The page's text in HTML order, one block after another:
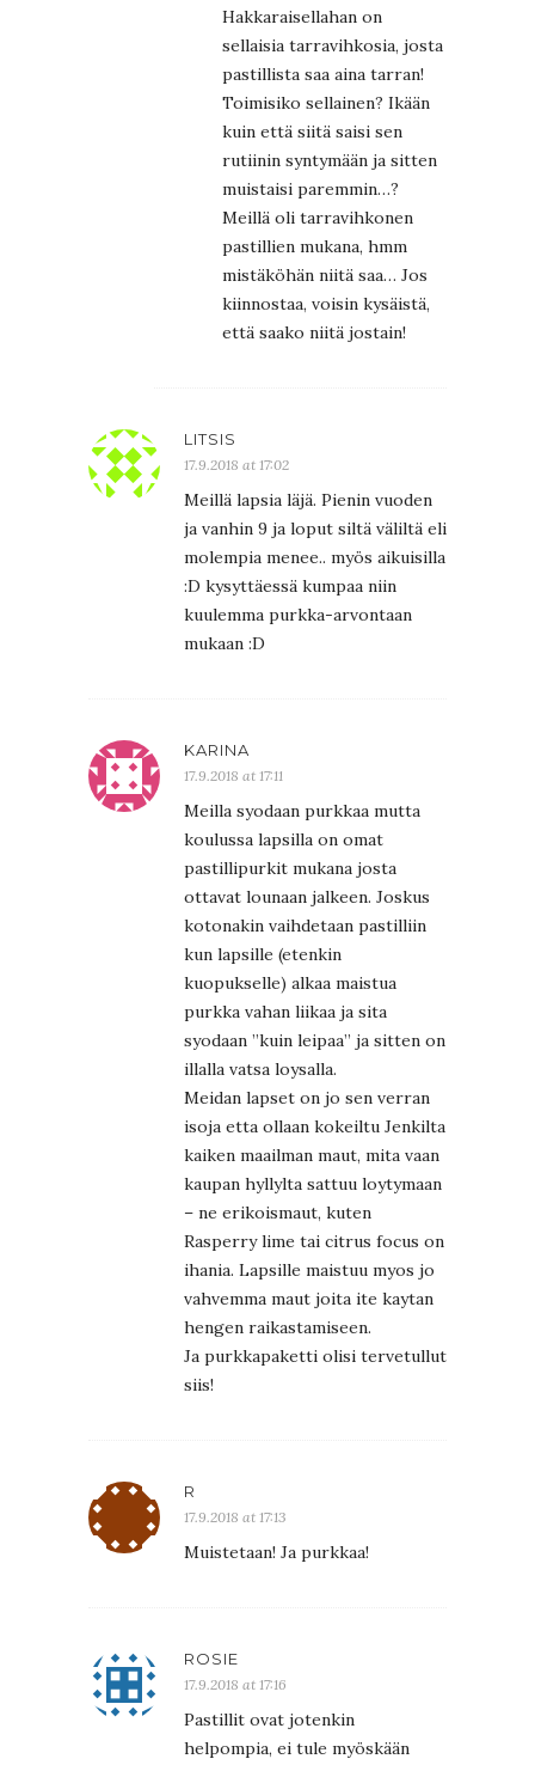
Hakkaraisellahan on
sellaisia tarravihkosia, josta
pastillista saa aina tarran!
Toimisiko sellainen? Ikään
kuin että siitä saisi sen
rutiinin syntymään ja sitten
muistaisi paremmin…?
Meillä oli tarravihkonen
pastillien mukana, hmm
mistäköhän niitä saa… Jos
kiinnostaa, voisin kysäistä,
että saako niitä jostain!
LITSIS
17.9.2018 at 17:02
Meillä lapsia läjä. Pienin vuoden
ja vanhin 9 ja loput siltä väliltä eli
molempia menee.. myös aikuisilla
:D kysyttäessä kumpaa niin
kuulemma purkka-arvontaan
mukaan :D
KARINA
17.9.2018 at 17:11
Meilla syodaan purkkaa mutta
koulussa lapsilla on omat
pastillipurkit mukana josta
ottavat lounaan jalkeen. Joskus
kotonakin vaihdetaan pastilliin
kun lapsille (etenkin
kuopukselle) alkaa maistua
purkka vahan liikaa ja sita
syodaan ”kuin leipaa” ja sitten on
illalla vatsa loysalla.
Meidan lapset on jo sen verran
isoja etta ollaan kokeiltu Jenkilta
kaiken maailman maut, mita vaan
kaupan hyllylta sattuu loytymaan
– ne erikoismaut, kuten
Rasperry lime tai citrus focus on
ihania. Lapsille maistuu myos jo
vahvemma maut joita ite kaytan
hengen raikastamiseen.
Ja purkkapaketti olisi tervetullut
siis!
R
17.9.2018 at 17:13
Muistetaan! Ja purkkaa!
ROSIE
17.9.2018 at 17:16
Pastillit ovat jotenkin
helpompia, ei tule myöskään